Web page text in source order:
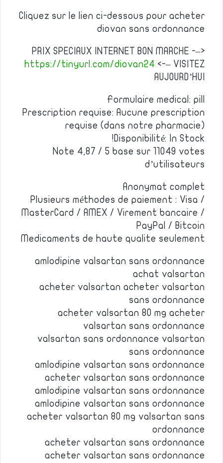
Cliquez sur le lien ci-dessous pour acheter
diovan sans ordonnance
PRIX SPECIAUX INTERNET BON MARCHE -–>
https://tinyurl.com/diovan24 <-– VISITEZ
AUJOURD’HUI
Formulaire medical: pill
Prescription requise: Aucune prescription
requise (dans notre pharmacie)
Disponibilité: In Stock!
Note 4,87 / 5 base sur 11049 votes
d’utilisateurs
Anonymat complet
Plusieurs méthodes de paiement : Visa /
MasterCard / AMEX / Virement bancaire /
PayPal / Bitcoin
Medicaments de haute qualite seulement
amlodipine valsartan sans ordonnance
achat valsartan
acheter valsartan acheter valsartan
sans ordonnance
acheter valsartan 80 mg acheter
valsartan sans ordonnance
valsartan sans ordonnance valsartan
sans ordonnance
amlodipine valsartan sans ordonnance
acheter valsartan sans ordonnance
amlodipine valsartan sans ordonnance
amlodipine valsartan sans ordonnance
acheter valsartan 80 mg valsartan sans
ordonnance
acheter valsartan sans ordonnance
acheter valsartan sans ordonnance